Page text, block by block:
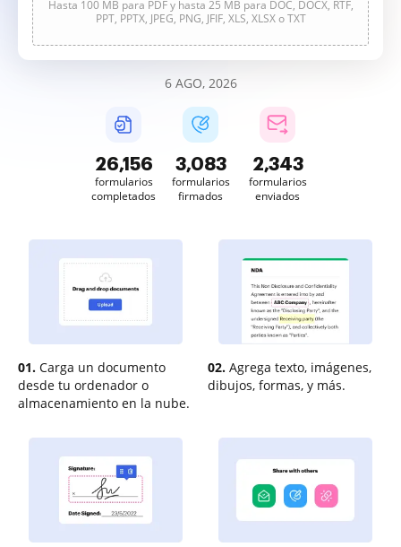
Hasta 100 MB para PDF y hasta 25 MB para DOC, DOCX, RTF,
PPT, PPTX, JPEG, PNG, JFIF, XLS, XLSX o TXT
6 AGO, 2026
26,157
formularios
completados
3,083
formularios
firmados
2,343
formularios
enviados
01. Carga un documento
desde tu ordenador o
almacenamiento en la nube.
02. Agrega texto, imágenes,
dibujos, formas, y más.